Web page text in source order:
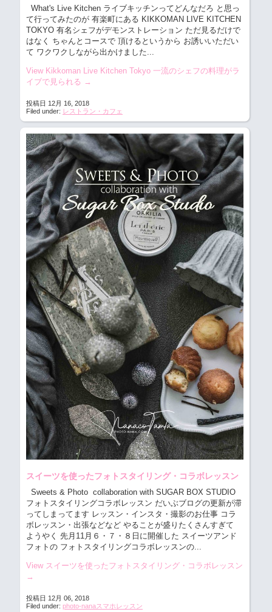
What's Live Kitchen ライブキッチンってどんなだろ と思っ
て行ってみたのが 有楽町にある KIKKOMAN LIVE KITCHEN
TOKYO 有名シェフがデモンストレーション ただ見るだけで
はなく ちゃんとコースで 頂けるというから お誘いいただい
て ワクワクしながら出かけました...
View Kikkoman Live Kitchen Tokyo 一流のシェフの料理がラ
イブで見られる →
投稿日 12月 16, 2018
Filed under: レストラン・カフェ
スイーツを使ったフォトスタイリング・コラボレッスン
Sweets & Photo collaboration with SUGAR BOX STUDIO
フォトスタイリングコラボレッスン だいぶブログの更新が滞
ってしまってます レッスン・インスタ・撮影のお仕事 コラ
ボレッスン・出張などなど やることが盛りたくさんすぎて
ようやく 先月11月６・７・８日に開催した スイーツアンド
フォトの フォトスタイリングコラボレッスンの...
View スイーツを使ったフォトスタイリング・コラボレッスン
→
投稿日 12月 06, 2018
Filed under: photo-nanaスマホレッスン